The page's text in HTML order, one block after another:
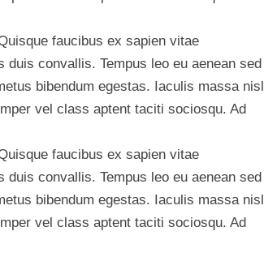
faucibus ex sapien vitae
convallis. Tempus leo eu aenean sed
bibendum egestas. Iaculis massa nisl
vel class aptent taciti sociosqu. Ad
faucibus ex sapien vitae
convallis. Tempus leo eu aenean sed
bibendum egestas. Iaculis massa nisl
vel class aptent taciti sociosqu. Ad